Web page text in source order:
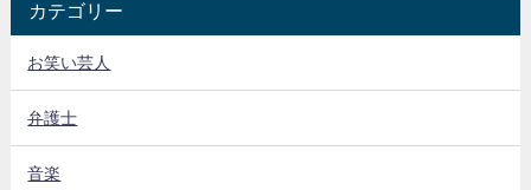
カテゴリー
お笑い芸人
弁護士
音楽